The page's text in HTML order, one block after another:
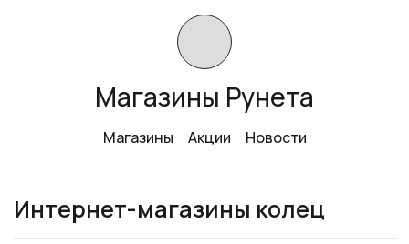
Магазины Рунета
Магазины Акции Новости
Интернет-магазины колец